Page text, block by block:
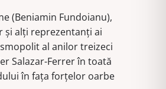
(Beniamin Fundoianu),
şi alţi reprezentanţi ai
al anilor treizeci
Salazar-Ferrer în toată
în faţa forţelor oarbe